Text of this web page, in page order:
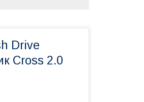
Drive
Cross 2.0